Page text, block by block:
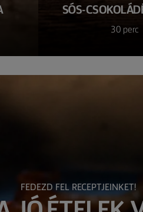
SÓS-
30 perc
FEDEZD FEL RECEPTJEINKET!